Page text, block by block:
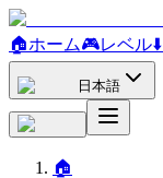
🏠ホーム🎮レベル⬇️
日本語
🏠